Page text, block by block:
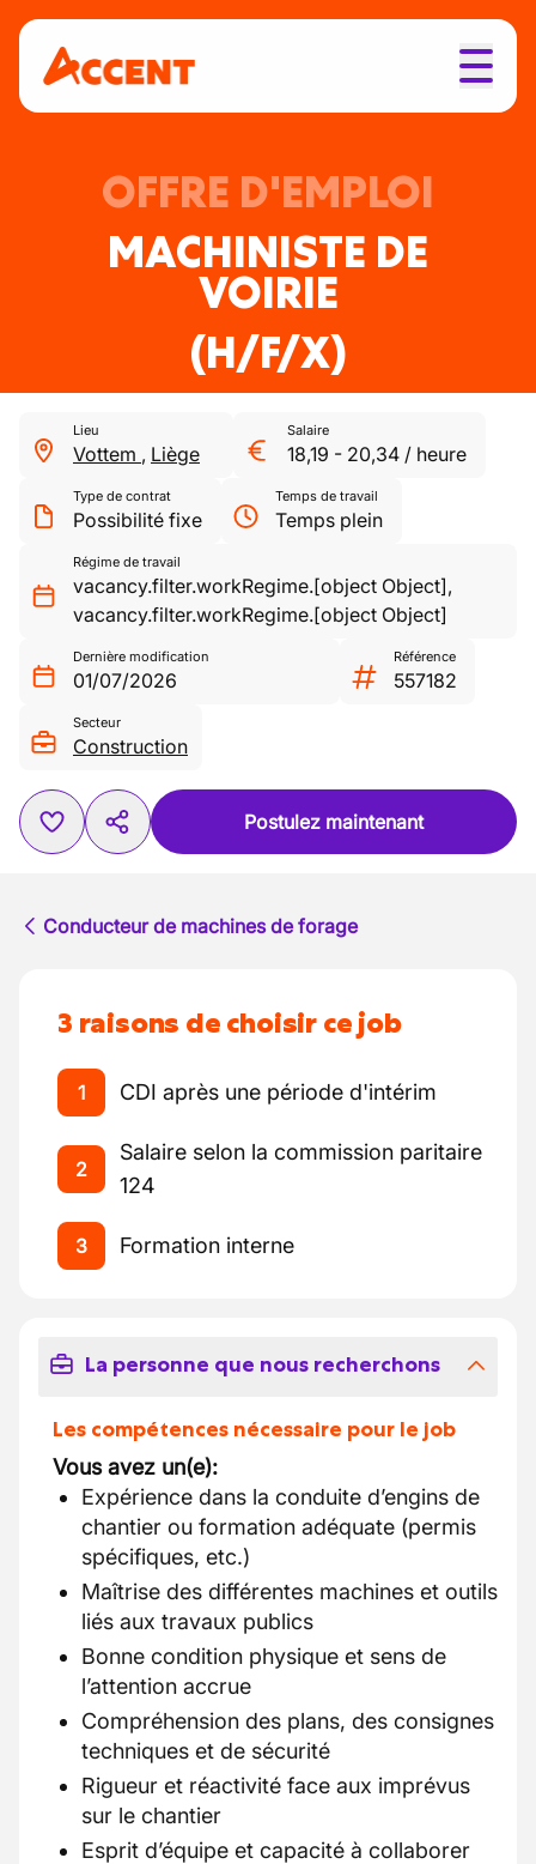
OFFRE D'EMPLOI
MACHINISTE DE
VOIRIE
(H/F/X)
Lieu
Vottem , Liège
Salaire
18,19 - 20,34 / heure
Type de contrat
Possibilité fixe
Temps de travail
Temps plein
Régime de travail
vacancy.filter.workRegime.[object Object],
vacancy.filter.workRegime.[object Object]
Dernière modification
01/07/2026
Référence
557182
Secteur
Construction
Postulez maintenant
Conducteur de machines de forage
3 raisons de choisir ce job
1 CDI après une période d'intérim
2
Salaire selon la commission paritaire
124
3 Formation interne
La personne que nous recherchons
Les compétences nécessaire pour le job
Vous avez un(e):
Expérience dans la conduite d’engins de
chantier ou formation adéquate (permis
spécifiques, etc.)
Maîtrise des différentes machines et outils
liés aux travaux publics
Bonne condition physique et sens de
l’attention accrue
Compréhension des plans, des consignes
techniques et de sécurité
Rigueur et réactivité face aux imprévus
sur le chantier
Esprit d’équipe et capacité à collaborer